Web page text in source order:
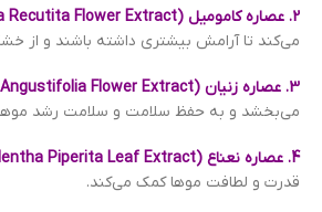
2. عصاره کامومیل (Chamomilla Recutita Flower Extract)
می‌کند تا آرامش بیشتری داشته باشند و از
3. عصاره زنیان (Lavandula Angustifolia Flower Extract
می‌بخشد و به حفظ سلامت و سلامت رشد
4. عصاره نعناع (Mentha Piperita Leaf Extract)
قدرت و لطافت موها کمک می‌کند.